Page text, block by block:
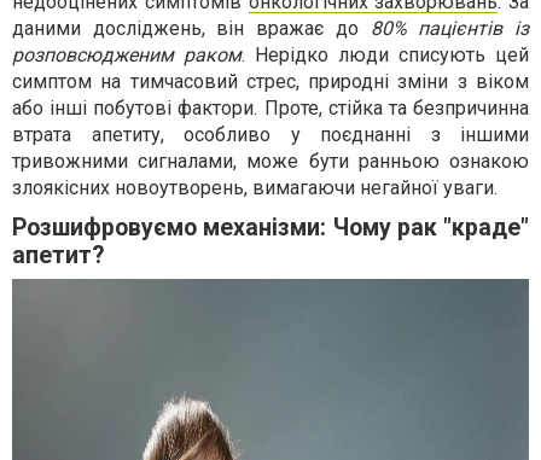
даними досліджень, він вражає до 80% пацієнтів із
розповсюдженим раком. Нерідко люди списують цей
симптом на тимчасовий стрес, природні зміни з віком
або інші побутові фактори. Проте, стійка та безпричинна
втрата апетиту, особливо у поєднанні з іншими
тривожними сигналами, може бути ранньою ознакою
злоякісних новоутворень, вимагаючи негайної уваги.
Розшифровуємо механізми: Чому рак "краде"
апетит?